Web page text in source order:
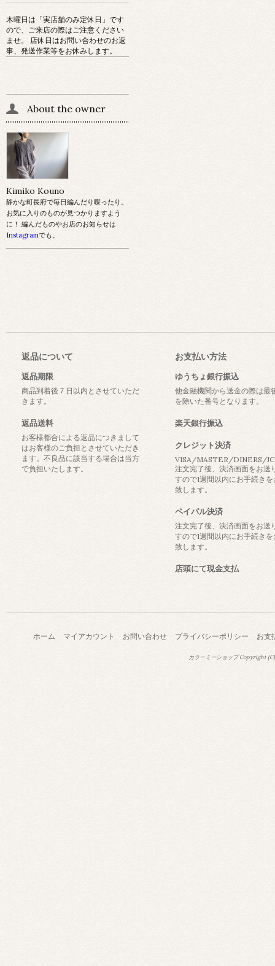
木曜日は「実店舗のみ定休日」です
ので、ご来店の際はご注意ください
ませ。 店休日はお問い合わせのお返
事、発送作業等をお休みします。
About the owner
Kimiko Kouno
静かな町長府で毎日編んだり喋ったり。
お気に入りのものが見つかりますよう
に！ 編んだものやお店のお知らせは
Instagramでも。
返品について
返品期限
商品到着後７日以内とさせていただ
きます。
返品送料
お客様都合による返品につきまして
はお客様のご負担とさせていただき
ます。不良品に該当する場合は当方
で負担いたします。
お支払い方法
ゆうちょ銀行振込
他金融機関から送金の際は最
を除いた番号となります。
楽天銀行振込
クレジット決済
VISA/MASTER/DINERS/
注文完了後、決済画面をお送
すので1週間以内にお手続き
致します。
ペイパル決済
注文完了後、決済画面をお送
すので1週間以内にお手続き
致します。
店頭にて現金支払
ホーム マイアカウント お問い合わせ プライバシーポリシー お支
カラーミーショップCopyright